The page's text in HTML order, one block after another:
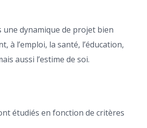
une dynamique de projet bien
à l’emploi, la santé, l’éducation,
aussi l’estime de soi.
étudiés en fonction de critères